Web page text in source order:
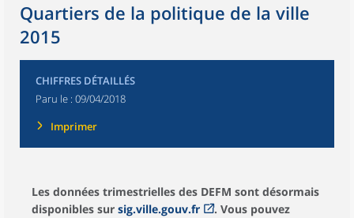
Quartiers de la politique de la ville
2015
CHIFFRES DÉTAILLÉS
Paru le : 09/04/2018
Imprimer
Les données trimestrielles des DEFM sont désormais
disponibles sur sig.ville.gouv.fr
. Vous pouvez